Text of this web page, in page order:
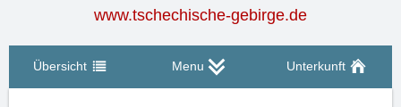
www.tschechische-gebirge.de
Übersicht Menu Unterkunft